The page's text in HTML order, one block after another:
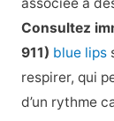
Consultez
911) blue lips
respirer, qui
d’un rythme